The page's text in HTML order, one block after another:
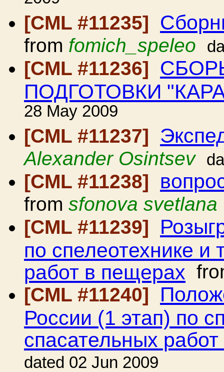
[CML #11235]
from fomich_speleo
[CML #11236]
ПОДГОТОВКИ
28 May 2009
[CML #11237]
Alexander Osintsev
[CML #11238]
from sfonova svetlana
[CML #11239]
по спелеотехнике и
работ в пещерах
[CML #11240]
России (1 этап) по
спасательных
dated 02 Jun 2009